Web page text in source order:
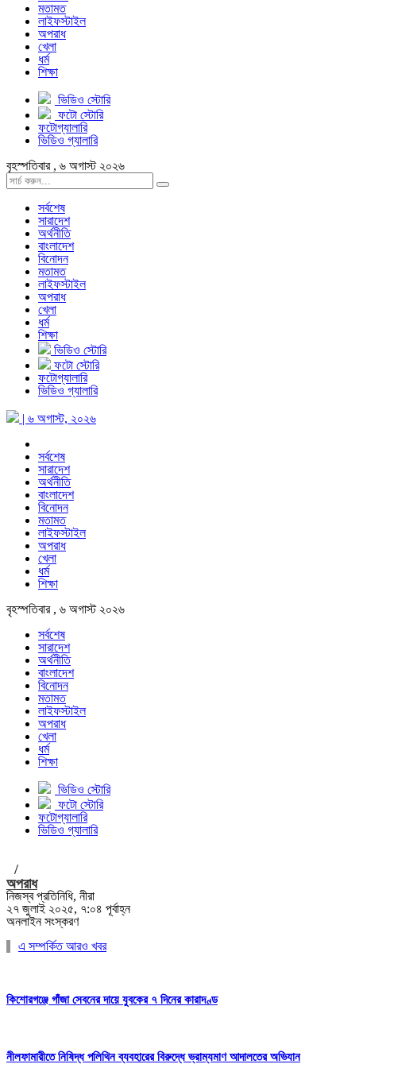
মতামত
লাইফস্টাইল
অপরাধ
খেলা
ধর্ম
শিক্ষা
ভিডিও স্টোরি
ফটো স্টোরি
ফটোগ্যালারি
ভিডিও গ্যালারি
বৃহস্পতিবার , ৬ অগাস্ট ২০২৬
সর্বশেষ
সারাদেশ
অর্থনীতি
বাংলাদেশ
বিনোদন
মতামত
লাইফস্টাইল
অপরাধ
খেলা
ধর্ম
শিক্ষা
ভিডিও স্টোরি
ফটো স্টোরি
ফটোগ্যালারি
ভিডিও গ্যালারি
| ৬ অগাস্ট, ২০২৬
সর্বশেষ
সারাদেশ
অর্থনীতি
বাংলাদেশ
বিনোদন
মতামত
লাইফস্টাইল
অপরাধ
খেলা
ধর্ম
শিক্ষা
বৃহস্পতিবার , ৬ অগাস্ট ২০২৬
সর্বশেষ
সারাদেশ
অর্থনীতি
বাংলাদেশ
বিনোদন
মতামত
লাইফস্টাইল
অপরাধ
খেলা
ধর্ম
শিক্ষা
ভিডিও স্টোরি
ফটো স্টোরি
ফটোগ্যালারি
ভিডিও গ্যালারি
/
অপরাধ
নিজস্ব প্রতিনিধি, নীরা
২৭ জুলাই ২০২৫, ৭:০৪ পূর্বাহ্ন
অনলাইন সংস্করণ
এ সম্পর্কিত আরও খবর
কিশোরগঞ্জে গাঁজা সেবনের দায়ে যুবকের ৭ দিনের কারাদণ্ড
নীলফামারীতে নিষিদ্ধ পলিথিন ব্যবহারের বিরুদ্ধে ভ্রাম্যমাণ আদালতের অভিযান